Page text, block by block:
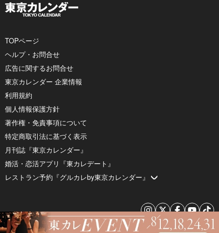
TOPページ
ヘルプ・お問合せ
広告に関するお問合せ
東京カレンダー 企業情報
利用規約
個人情報保護方針
著作権・免責事項について
特定商取引法に基づく表示
月刊誌『東京カレンダー』
婚活・恋活アプリ『東カレデート』
レストラン予約『グルカレby東京カレンダー』
© 2026 by Tokyo Calendar, Inc.